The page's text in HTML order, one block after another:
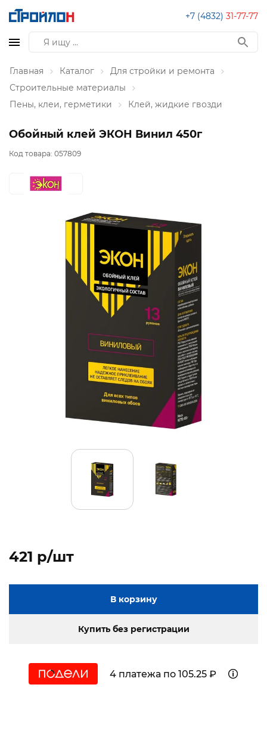
+7 (4832) 31-77-77
Главная Каталог
Для стройки и ремонта
Строительные материалы
Пены, клеи, герметики
Клей, жидкие гвозди
Обойный клей ЭКОН Винил 450г
Код товара: 057809
421 p/шт
В корзину
Купить без регистрации
4 платежа по 105.25 ₽